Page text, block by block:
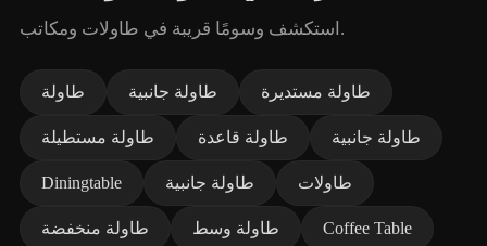
استكشف وسومًا قريبة في طاولات ومكاتب.
طاولة طاولة جانبية طاولة مستديرة
طاولة مستطيلة طاولة قاعدة طاولة جانبية
Diningtable طاولة جانبية طاولات
طاولة منخفضة طاولة وسط Coffee Table